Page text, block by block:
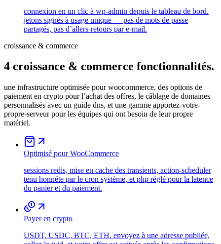
connexion en un clic à wp-admin depuis le tableau de bord.
jetons signés à usage unique — pas de mots de passe
partagés, pas d’allers-retours par e-mail.
croissance & commerce
4 croissance & commerce fonctionnalités.
une infrastructure optimisée pour woocommerce, des options de
paiement en crypto pour l’achat des offres, le câblage de domaines
personnalisés avec un guide dns, et une gamme apportez-votre-
propre-serveur pour les équipes qui ont besoin de leur propre
matériel.
Optimisé pour WooCommerce
sessions redis, mise en cache des transients, action-scheduler
tenu honnête par le cron système, et php réglé pour la latence
du panier et du paiement.
Payer en crypto
USDT, USDC, BTC, ETH. envoyez à une adresse publiée,